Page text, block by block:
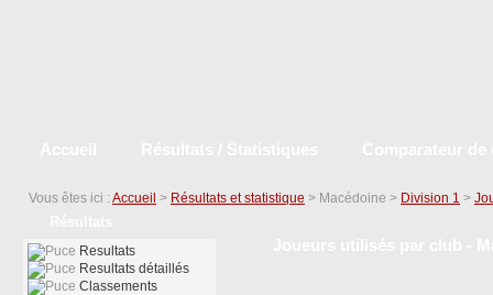
Vous êtes ici : Accueil > Résultats et statistique > Macédoine > Division 1 >
Resultats
Resultats détaillés
Classements